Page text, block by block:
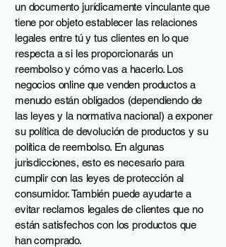
un documento jurídicamente vinculante que
tiene por objeto establecer las relaciones
legales entre tú y tus clientes en lo que
respecta a si les proporcionarás un
reembolso y cómo vas a hacerlo. Los
negocios online que venden productos a
menudo están obligados (dependiendo de
las leyes y la normativa nacional) a exponer
su política de devolución de productos y su
política de reembolso. En algunas
jurisdicciones, esto es necesario para
cumplir con las leyes de protección al
consumidor. También puede ayudarte a
evitar reclamos legales de clientes que no
están satisfechos con los productos que
han comprado.